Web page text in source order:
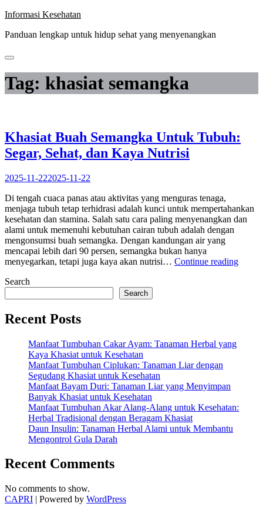
Skip
content
Informasi Kesehatan
Panduan lengkap untuk hidup sehat yang menyenangkan
Tag: khasiat semangka
Khasiat Buah Semangka Untuk Tubuh:
Segar, Sehat, dan Kaya Nutrisi
2025-11-222025-11-22
Di tengah cuaca panas atau aktivitas yang menguras tenaga,
menjaga tubuh tetap terhidrasi adalah kunci untuk mempertahankan
kesehatan dan stamina. Salah satu cara paling menyenangkan dan
alami untuk memenuhi kebutuhan cairan tubuh adalah dengan
mengonsumsi buah semangka. Dengan kandungan air yang
mencapai lebih dari 90 persen, semangka bukan hanya
menyegarkan, tetapi juga kaya akan nutrisi… Continue reading
Search
Search
Recent Posts
Manfaat Tumbuhan Cakar Ayam: Tanaman Herbal yang
Kaya Khasiat untuk Kesehatan
Manfaat Tumbuhan Ciplukan: Tanaman Liar dengan
Segudang Khasiat untuk Kesehatan
Manfaat Bayam Duri: Tanaman Liar yang Menyimpan
Banyak Khasiat untuk Kesehatan
Manfaat Tumbuhan Akar Alang-Alang untuk Kesehatan:
Herbal Tradisional dengan Beragam Khasiat
Daun Insulin: Tanaman Herbal Alami untuk Membantu
Mengontrol Gula Darah
Recent Comments
No comments to show.
CAPRI | Powered by WordPress